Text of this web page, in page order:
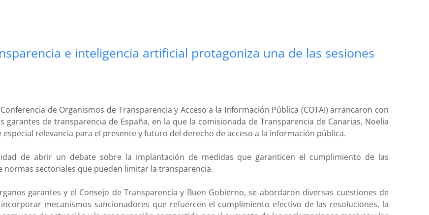
e inteligencia artificial protagoniza una de las sesiones
de Organismos de Transparencia y Acceso a la Información Pública (COTAI) arrancaron con
de transparencia de España, en la que la comisionada de Transparencia de Canarias, Noelia
relevancia para el presente y futuro del derecho de acceso a la información pública.
de abrir un debate sobre la implantación de medidas que garanticen el cumplimiento de las
sectoriales que pueden limitar la transparencia.
garantes y el Consejo de Transparencia y Buen Gobierno, se abordaron diversas cuestiones de
mecanismos sancionadores que refuercen el cumplimiento efectivo de las resoluciones, la